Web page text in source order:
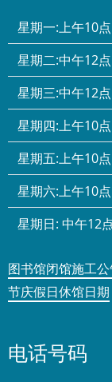
星期一:上午10
星期二:中午12
星期三:中午12
星期四:上午10
星期五:上午10
星期六:上午10
星期日: 中午12
图书馆闭馆施工
节庆假日休馆日期
电话号码